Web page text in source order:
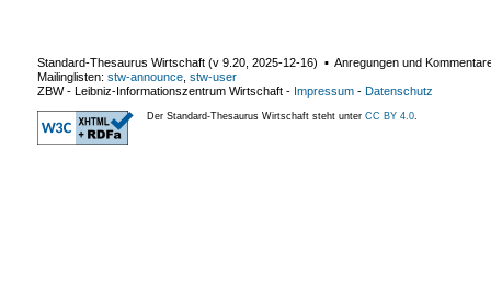
Standard-Thesaurus Wirtschaft (v 9.20 2025-12-16) ▪ Anregungen und
Mailinglisten: stw-announce stw-user
ZBW - Leibniz-Informationszentrum Wirtschaft - Impressum - Datenschutz
Der Standard-Thesaurus Wirtschaft steht unter CC BY 4.0